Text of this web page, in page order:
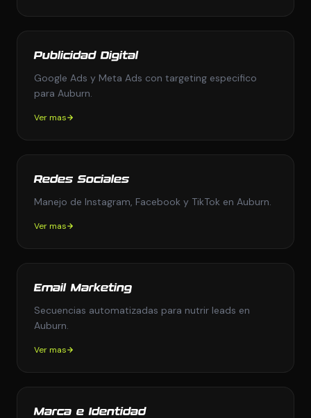
Publicidad Digital
Google Ads y Meta Ads con targeting especifico
para Auburn.
Ver mas
Redes Sociales
Manejo de Instagram, Facebook y TikTok en Auburn.
Ver mas
Email Marketing
Secuencias automatizadas para nutrir leads en
Auburn.
Ver mas
Marca e Identidad